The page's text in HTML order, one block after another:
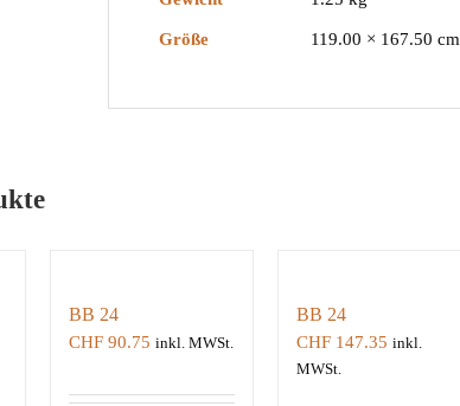
Größe 119.00 × 167.50 cm
BB 24
CHF 90.75 inkl. MWSt.
BB 24
CHF147.35 inkl.
MWSt.